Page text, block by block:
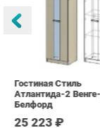
25 223 ₽
Коллекции
Кровати